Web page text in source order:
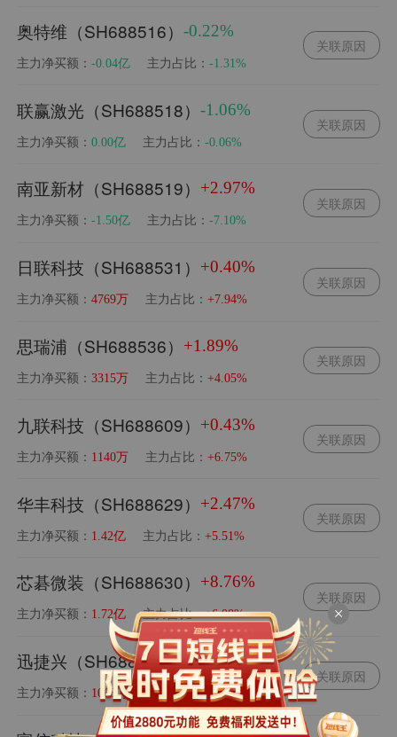
奥特维（SH688516）-0.22%
主力净买额：-0.04亿 主力占比：-1.31%
关联原因
联赢激光（SH688518）-1.06%
主力净买额：0.00亿 主力占比：-0.06%
关联原因
南亚新材（SH688519） +2.97%
主力净买额：-1.50亿 主力占比：-7.10%
关联原因
日联科技（SH688531） +0.40%
主力净买额：4769万 主力占比：+7.94%
关联原因
思瑞浦（SH688536） +1.89%
主力净买额：3315万 主力占比：+4.05%
关联原因
九联科技（SH688609） +0.43%
主力净买额： 1140万 主力占比：+6.75%
关联原因
华丰科技（SH688629） +2.47%
主力净买额： 1.42亿 主力占比：+5.51%
关联原因
芯碁微装（SH688630） +8.76%
主力净买额： 1.72亿 主力占比：+6.08%
关联原因
迅捷兴（SH688655）+2.83%
主力净买额： 1065万 主力占比：+3.82%
关联原因